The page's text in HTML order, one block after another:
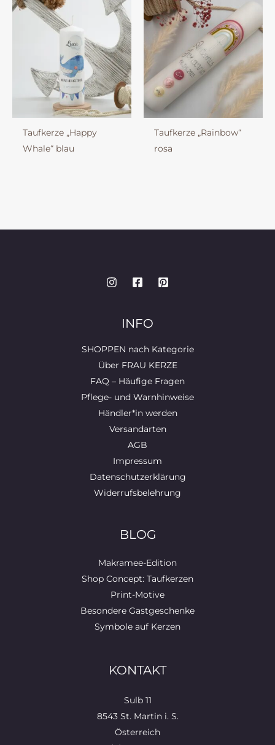
Taufkerze „Happy
Whale“ blau
Taufkerze „Rainbow“
rosa
INFO
SHOPPEN nach Kategorie
Über FRAU KERZE
FAQ – Häufige Fragen
Pflege- und Warnhinweise
Händler*in werden
Versandarten
AGB
Impressum
Datenschutzerklärung
Widerrufsbelehrung
BLOG
Makramee-Edition
Shop Concept: Taufkerzen
Print-Motive
Besondere Gastgeschenke
Symbole auf Kerzen
KONTAKT
Sulb 11
8543 St. Martin i. S.
Österreich